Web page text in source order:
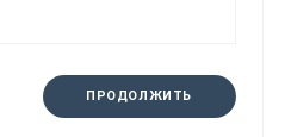
ПРОДОЛЖИТЬ